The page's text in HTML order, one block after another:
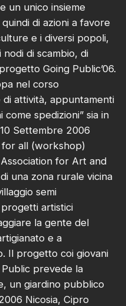
un unico insieme
di azioni a favore
e i diversi popoli,
di scambio, di
Going Public’06.
nel corso
di attività, appuntamenti
come spedizioni” sia in
Settembre 2006
all (workshop)
for Art and
una zona rurale vicina
semi
artistici
la gente del
e a
Il progetto coi giovani
prevede la
un giardino pubblico
Nicosia, Cipro